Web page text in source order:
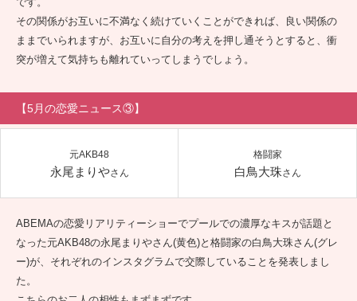
その関係がお互いに不満なく続けていくことができれば、良い関係の
ままでいられますが、お互いに自分の考えを押し通そうとすると、衝
突が増えて気持ちも離れていってしまうでしょう。
【5月の恋愛ニュース③】
元AKB48
永尾まりやさん
格闘家
白鳥大珠さん
ABEMAの恋愛リアリティーショーでプールでの濃厚なキスが話題と
なった元AKB48の永尾まりやさん(黄色)と格闘家の白鳥大珠さん(グレ
ー)が、それぞれのインスタグラムで交際していることを発表しまし
た。